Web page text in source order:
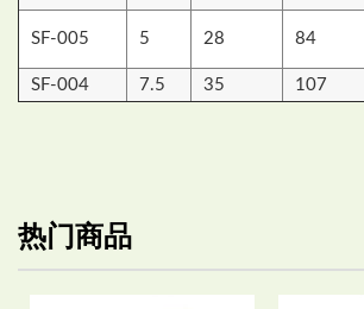
SF-005 5 28 84
SF-004 7.5 35 107
热门商品